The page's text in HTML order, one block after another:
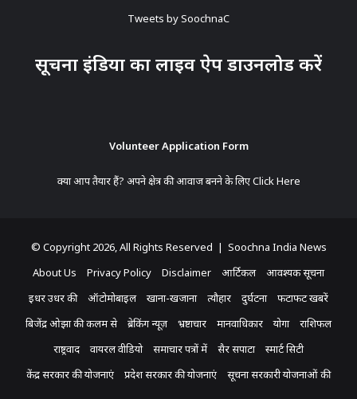
Tweets by SoochnaC
सूचना इंडिया का लाइव ऐप डाउनलोड करें
Volunteer Application Form
क्या आप तैयार हैं? अपने क्षेत्र की आवाज बनने के लिएClick Here
© Copyright 2026, All Rights Reserved | Soochna India News
About Us
Privacy Policy Disclaimer आर्टिकल
आवश्यक सूचना
इधर उधर की
ऑटोमोबाइल खाना-खजाना त्यौहार दुर्घटना
फटाफट खबरें
बिजेंद्र ओझा की कलम से
ब्रेकिंग न्यूज़ भ्रष्टाचार मानवाधिकार योगा
राशिफल
राष्ट्रवाद
वायरल वीडियो समाचार पत्रों में सैर सपाटा
स्मार्ट सिटी
केंद्र सरकार की योजनाएं
प्रदेश सरकार की योजनाएं सूचना सरकारी योजनाओं की